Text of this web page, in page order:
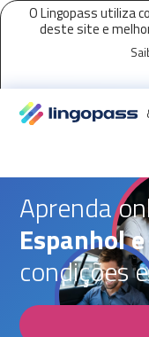
O Lingopass utiliza
deste site e
Parceria
Allied
Aprenda
Espanhol
condições